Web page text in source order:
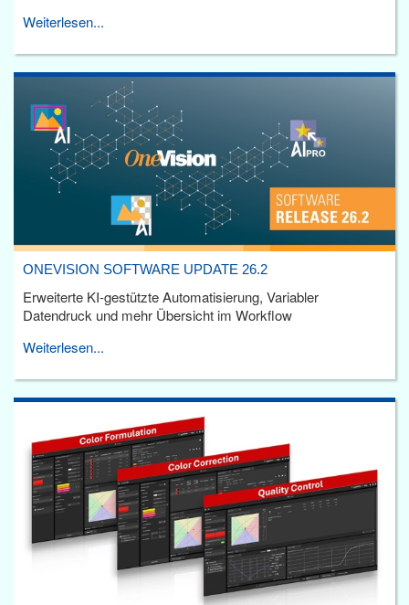
Weiterlesen...
ONEVISION SOFTWARE UPDATE 26.2
Erweiterte KI-gestützte Automatisierung, Variabler
Datendruck und mehr Übersicht im Workflow
Weiterlesen...